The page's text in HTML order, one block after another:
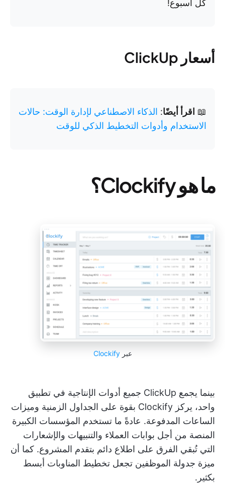
كل أسبوع!
أسعار ClickUp
📖 اقرأ أيضًا: الذكاء الاصطناعي لإدارة الوقت: حالات
الاستخدام وأدوات التخطيط الذكي للوقت
ما هو Clockify؟
عبرClockify
بينما يجمع ClickUp جميع أدوات الإنتاجية في تطبيق
واحد، يركز Clockify بقوة على الجداول الزمنية وميزات
الساعات المدفوعة. عادةً ما تستخدم المؤسسات الكبيرة
المنصة من أجل بوابات العملاء والتنبيهات والإشعارات
التي تُبقي الفرق على اطلاع دائم بتقدم المشروع. كما أن
ميزة جدولة الموظفين تجعل تخطيط المناوبات أبسط
بكثير.